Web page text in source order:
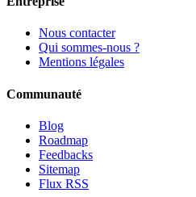
Nous contacter
Qui sommes-nous ?
Mentions légales
Communauté
Blog
Roadmap
Feedbacks
Sitemap
Flux RSS